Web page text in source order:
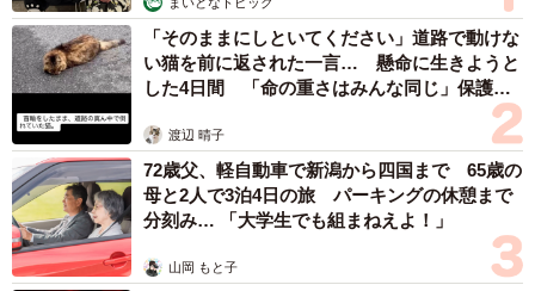
「そのままにしといてください」道路で動けな
い猫を前に返された一言… 懸命に生きようと
した4日間 「命の重さはみんな同じ」保護団
渡辺 晴子
72歳父、軽自動車で新潟から四国まで 65歳の
母と2人で3泊4日の旅 パーキングの休憩まで
分刻み… 「大学生でも組まねえよ！」
山岡 もと子